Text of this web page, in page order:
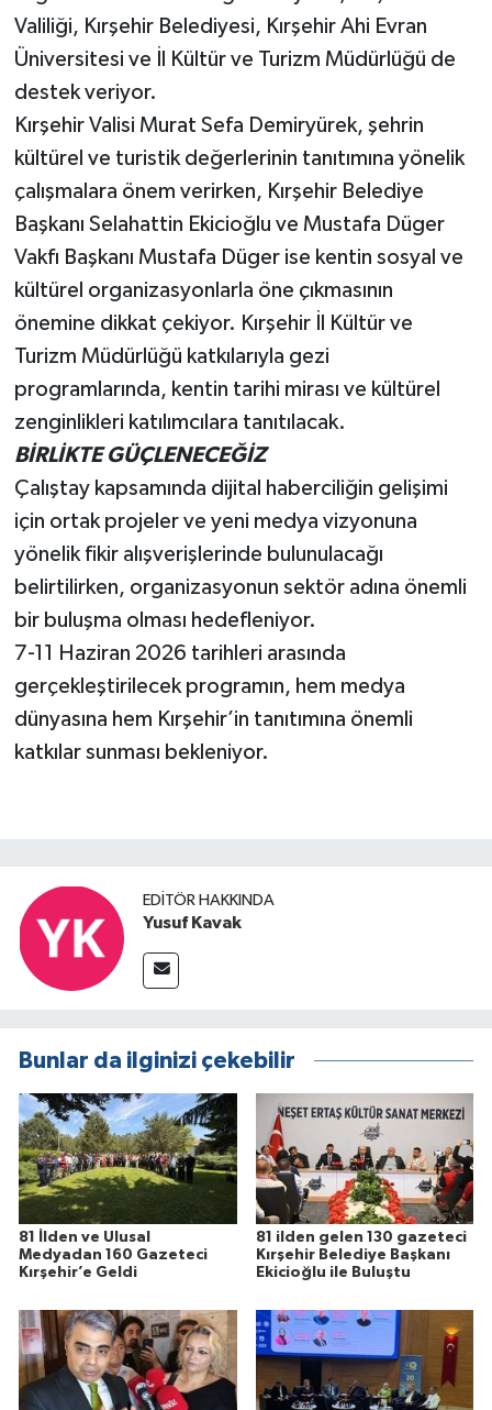
Valiliği, Kırşehir Belediyesi, Kırşehir Ahi Evran
Üniversitesi ve İl Kültür ve Turizm Müdürlüğü de
destek veriyor.
Kırşehir Valisi Murat Sefa Demiryürek, şehrin
kültürel ve turistik değerlerinin tanıtımına yönelik
çalışmalara önem verirken, Kırşehir Belediye
Başkanı Selahattin Ekicioğlu ve Mustafa Düger
Vakfı Başkanı Mustafa Düger ise kentin sosyal ve
kültürel organizasyonlarla öne çıkmasının
önemine dikkat çekiyor. Kırşehir İl Kültür ve
Turizm Müdürlüğü katkılarıyla gezi
programlarında, kentin tarihi mirası ve kültürel
zenginlikleri katılımcılara tanıtılacak.
BİRLİKTE GÜÇLENECEĞİZ
Çalıştay kapsamında dijital haberciliğin gelişimi
için ortak projeler ve yeni medya vizyonuna
yönelik fikir alışverişlerinde bulunulacağı
belirtilirken, organizasyonun sektör adına önemli
bir buluşma olması hedefleniyor.
7-11 Haziran 2026 tarihleri arasında
gerçekleştirilecek programın, hem medya
dünyasına hem Kırşehir’in tanıtımına önemli
katkılar sunması bekleniyor.
EDITÖR HAKKINDA
Yusuf Kavak
Bunlar da ilginizi çekebilir
81 İlden ve Ulusal
Medyadan 160 Gazeteci
Kırşehir’e Geldi
81 ilden gelen 130 gazeteci
Kırşehir Belediye Başkanı
Ekicioğlu ile Buluştu